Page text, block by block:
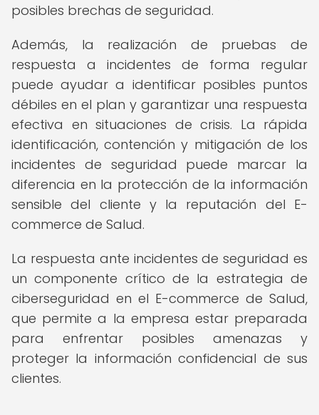
posibles brechas de seguridad.
Además, la realización de pruebas de
respuesta a incidentes de forma regular
puede ayudar a identificar posibles puntos
débiles en el plan y garantizar una respuesta
efectiva en situaciones de crisis. La rápida
identificación, contención y mitigación de los
incidentes de seguridad puede marcar la
diferencia en la protección de la información
sensible del cliente y la reputación del E-
commerce de Salud.
La respuesta ante incidentes de seguridad es
un componente crítico de la estrategia de
ciberseguridad en el E-commerce de Salud,
que permite a la empresa estar preparada
para enfrentar posibles amenazas y
proteger la información confidencial de sus
clientes.